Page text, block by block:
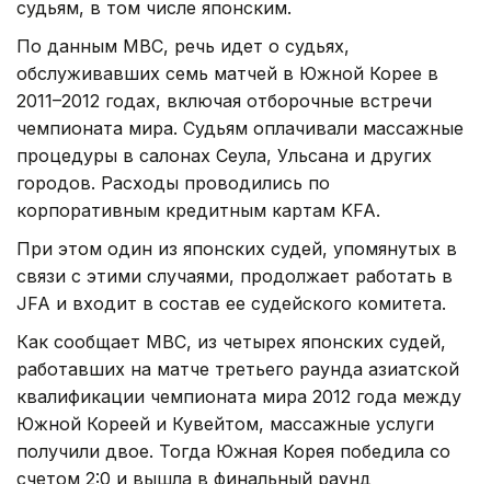
судьям, в том числе японским.
По данным MBC, речь идет о судьях,
обслуживавших семь матчей в Южной Корее в
2011–2012 годах, включая отборочные встречи
чемпионата мира. Судьям оплачивали массажные
процедуры в салонах Сеула, Ульсана и других
городов. Расходы проводились по
корпоративным кредитным картам KFA.
При этом один из японских судей, упомянутых в
связи с этими случаями, продолжает работать в
JFA и входит в состав ее судейского комитета.
Как сообщает MBC, из четырех японских судей,
работавших на матче третьего раунда азиатской
квалификации чемпионата мира 2012 года между
Южной Кореей и Кувейтом, массажные услуги
получили двое. Тогда Южная Корея победила со
счетом 2:0 и вышла в финальный раунд